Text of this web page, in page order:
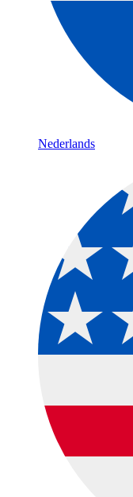
Nederlands